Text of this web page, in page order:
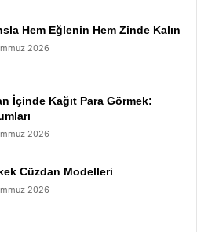
Hem Eğlenin Hem Zinde Kalın
2026
İçinde Kağıt Para Görmek:
2026
Cüzdan Modelleri
2026